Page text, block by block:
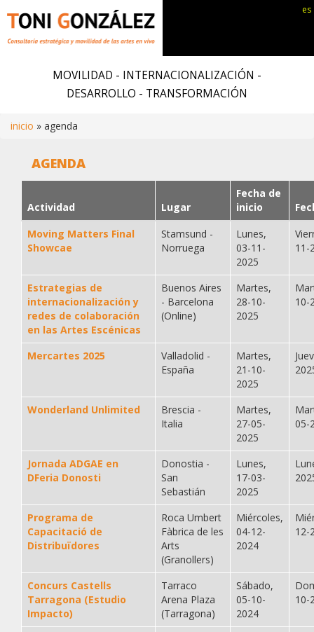
MOVILIDAD - INTERNACIONALIZACIÓN -
DESARROLLO - TRANSFORMACIÓN
de
navegación
inicio agenda
es
AGENDA
Actividad Lugar
Fecha de
inicio
Moving Matters Final
Showcae
Stamsund -
Norruega
Lunes,
03-11-
2025
11-
Estrategias de
internacionalización y
redes de colaboración
en las Artes Escénicas
Buenos Aires
- Barcelona
(Online)
Martes,
28-10-
2025
10-
Mercartes 2025
Valladolid -
España
Martes,
21-10-
2025
Wonderland Unlimited
Brescia -
Italia
Martes,
27-05-
2025
05-
Jornada ADGAE en
DFeria Donosti
Donostia -
San
Sebastián
Lunes,
17-03-
2025
Programa de
Capacitació de
Distribuïdores
Roca Umbert
Fàbrica de les
Arts
(Granollers)
Miércoles,
04-12-
2024
12-
Concurs Castells
Tarragona (Estudio
Impacto)
Tarraco
Arena Plaza
(Tarragona)
Sábado,
05-10-
2024
10-